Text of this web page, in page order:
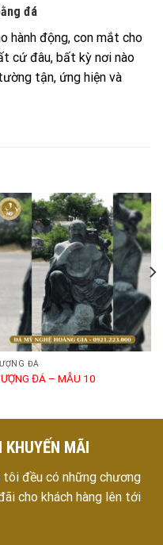
đá
hành động, con mắt cho
cứ đâu, bất kỳ nơi nào
tận, ứng hiện và
ĐÁ
ĐÁ – MẪU 10
MÃI
tôi đều có những chương
cho khách hàng lên tới